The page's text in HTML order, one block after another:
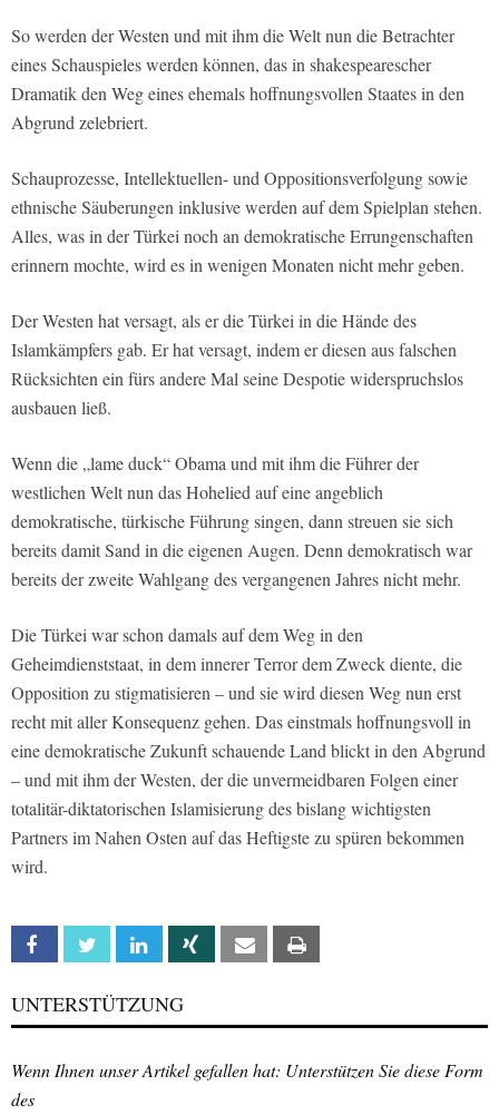
So werden der Westen und mit ihm die Welt nun die Betrachter
eines Schauspieles werden können, das in shakespearescher
Dramatik den Weg eines ehemals hoffnungsvollen Staates in den
Abgrund zelebriert.
Schauprozesse, Intellektuellen- und Oppositionsverfolgung sowie
ethnische Säuberungen inklusive werden auf dem Spielplan stehen.
Alles, was in der Türkei noch an demokratische Errungenschaften
erinnern mochte, wird es in wenigen Monaten nicht mehr geben.
Der Westen hat versagt, als er die Türkei in die Hände des
Islamkämpfers gab. Er hat versagt, indem er diesen aus falschen
Rücksichten ein fürs andere Mal seine Despotie widerspruchslos
ausbauen ließ.
Wenn die „lame duck“ Obama und mit ihm die Führer der
westlichen Welt nun das Hohelied auf eine angeblich
demokratische, türkische Führung singen, dann streuen sie sich
bereits damit Sand in die eigenen Augen. Denn demokratisch war
bereits der zweite Wahlgang des vergangenen Jahres nicht mehr.
Die Türkei war schon damals auf dem Weg in den
Geheimdienststaat, in dem innerer Terror dem Zweck diente, die
Opposition zu stigmatisieren – und sie wird diesen Weg nun erst
recht mit aller Konsequenz gehen. Das einstmals hoffnungsvoll in
eine demokratische Zukunft schauende Land blickt in den Abgrund
– und mit ihm der Westen, der die unvermeidbaren Folgen einer
totalitär-diktatorischen Islamisierung des bislang wichtigsten
Partners im Nahen Osten auf das Heftigste zu spüren bekommen
wird.
Facebook Twitter Linkedin Xing Email
UNTERSTÜTZUNG
Wenn Ihnen unser Artikel gefallen hat: Unterstützen Sie diese Form
des